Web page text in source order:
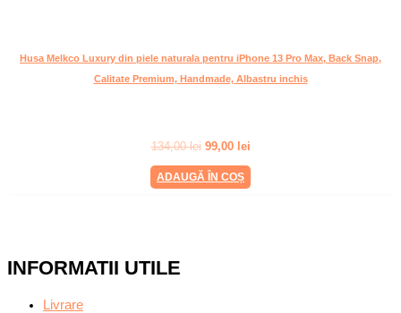
Husa Melkco Luxury din piele naturala pentru iPhone 13 Pro Max, Back Snap,
Calitate Premium, Handmade, Albastru inchis
134,00lei 99,00 lei
ADAUGĂ ÎN COȘ
INFORMATII UTILE
Livrare